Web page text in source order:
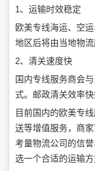
1、运输时效稳定
欧美专线海运、空
地区后将由当地物流
2、清关速度快
国内专线服务商会
式。邮政清关效率快
目前国内的欧美专
送等增值服务，商
考量物流公司的信
选一个合适的运输方